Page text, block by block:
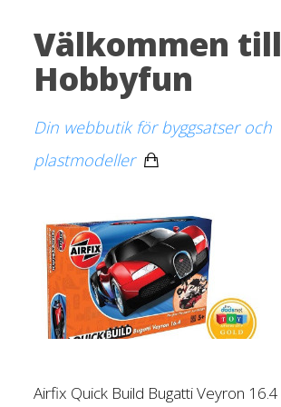
Välkommen till
Hobbyfun
Din webbutik för byggsatser och
plastmodeller
Airfix Quick Build Bugatti Veyron 16.4